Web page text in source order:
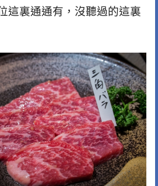
這裏通通有，沒聽過的這裏